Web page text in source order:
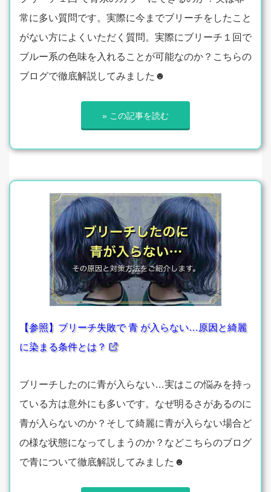
常に多い質問です。実際に今までブリーチをしたこと
がない方によくいただく質問。実際にブリーチ１回で
ブルー系の色味を入れることが可能なのか？こちらの
ブログで徹底解説してみました☻
» この記事を読む
【参照】ブリーチ失敗で 青 が入らない…原因と綺麗
に染まる条件とは？
ブリーチしたのに青が入らない…実はこの悩みを持っ
ている方は意外にも多いです。なぜ明るさがあるのに
青が入らないのか？そして綺麗に青が入らない場合ど
の様な状態になってしまうのか？などこちらのブログ
で青について徹底解説してみました☻